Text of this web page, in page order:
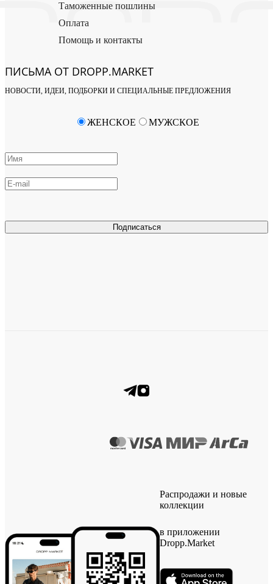
Таможенные пошлины
Оплата
Помощь и контакты
ПИСЬМА ОТ DROPP.MARKET
НОВОСТИ, ИДЕИ, ПОДБОРКИ И СПЕЦИАЛЬНЫЕ ПРЕДЛОЖЕНИЯ
Подписаться
ЖЕНСКОЕ МУЖСКОЕ
Распродажи и новые
коллекции
в приложении
Dropp.Market